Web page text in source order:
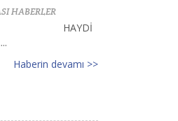
HABERLER
HAYDİ
Haberin devamı >>